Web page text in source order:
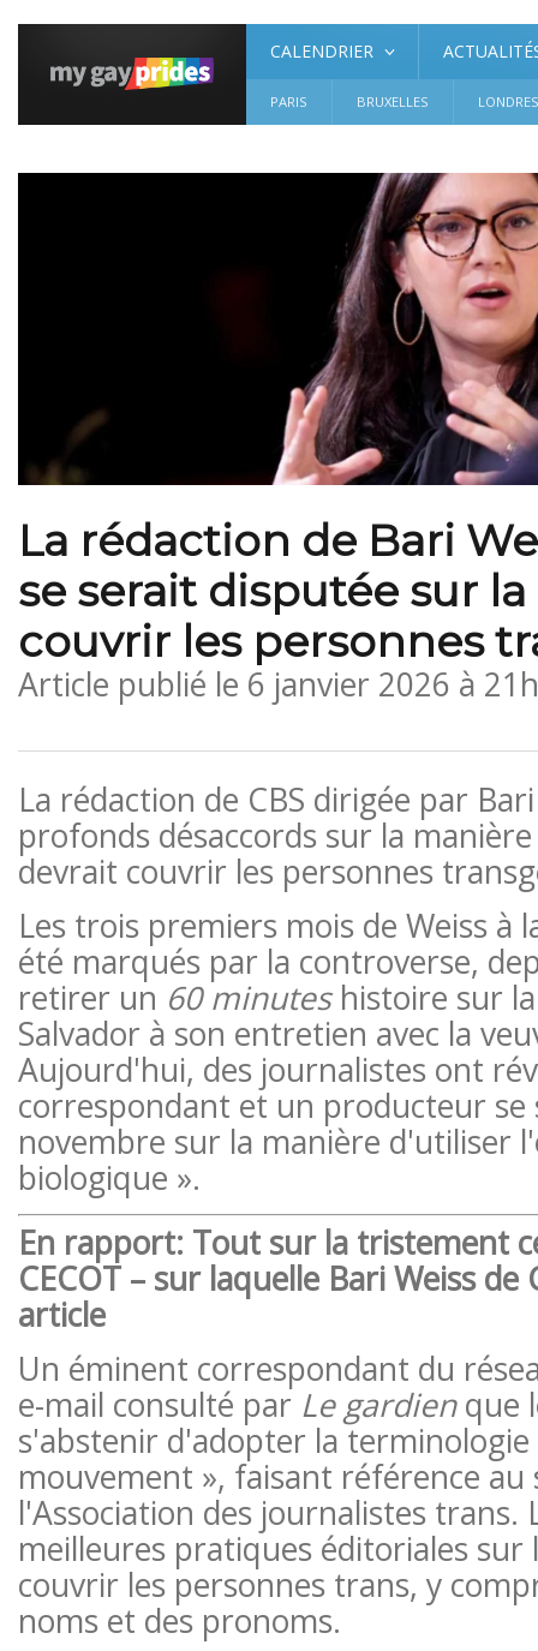
CALENDRIER
PARIS BRUXELLES LONDRES
La rédaction de Bari
se serait disputée sur
couvrir les personnes
Article publié le 6 janvier 2026 à
La rédaction de CBS dirigée par
profonds désaccords sur la
devrait couvrir les personnes
Les trois premiers mois de Weiss à
été marqués par la controverse,
retirer un 60 minuteshistoire sur la
Salvador à son entretien avec la
Aujourd'hui, des journalistes ont
correspondant et un producteur
novembre sur la manière d'utiliser
biologique ».
En rapport: Tout sur la tristement
CECOT – sur laquelle Bari Weiss de
article
Un éminent correspondant du
e-mail consulté par Le gardienque
s'abstenir d'adopter la
mouvement », faisant référence au
l'Association des journalistes trans.
meilleures pratiques éditoriales sur
couvrir les personnes trans, y
noms et des pronoms.